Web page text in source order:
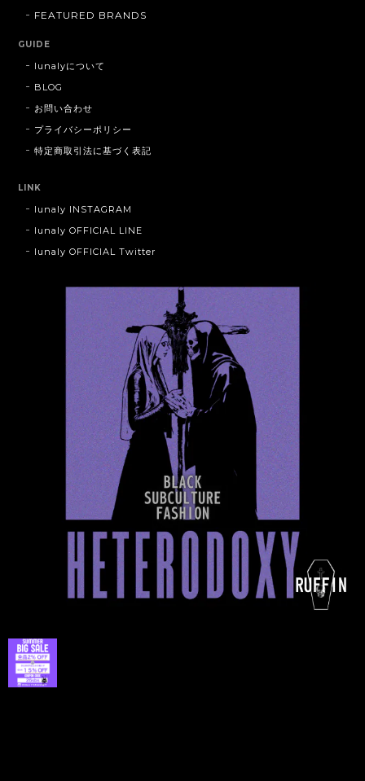
FEATURED BRANDS
GUIDE
lunalyについて
BLOG
お問い合わせ
プライバシーポリシー
特定商取引法に基づく表記
LINK
lunaly INSTAGRAM
lunaly OFFICIAL LINE
lunaly OFFICIAL Twitter